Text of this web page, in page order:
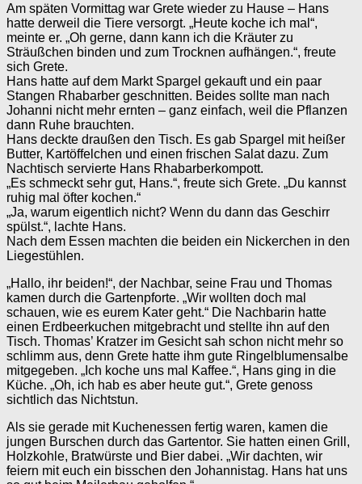
Am späten Vormittag war Grete wieder zu Hause – Hans
hatte derweil die Tiere versorgt. „Heute koche ich mal“,
meinte er. „Oh gerne, dann kann ich die Kräuter zu
Sträußchen binden und zum Trocknen aufhängen.“, freute
sich Grete.
Hans hatte auf dem Markt Spargel gekauft und ein paar
Stangen Rhabarber geschnitten. Beides sollte man nach
Johanni nicht mehr ernten – ganz einfach, weil die Pflanzen
dann Ruhe brauchten.
Hans deckte draußen den Tisch. Es gab Spargel mit heißer
Butter, Kartöffelchen und einen frischen Salat dazu. Zum
Nachtisch servierte Hans Rhabarberkompott.
„Es schmeckt sehr gut, Hans.“, freute sich Grete. „Du kannst
ruhig mal öfter kochen.“
„Ja, warum eigentlich nicht? Wenn du dann das Geschirr
spülst.“, lachte Hans.
Nach dem Essen machten die beiden ein Nickerchen in den
Liegestühlen.
„Hallo, ihr beiden!“, der Nachbar, seine Frau und Thomas
kamen durch die Gartenpforte. „Wir wollten doch mal
schauen, wie es eurem Kater geht.“ Die Nachbarin hatte
einen Erdbeerkuchen mitgebracht und stellte ihn auf den
Tisch. Thomas’ Kratzer im Gesicht sah schon nicht mehr so
schlimm aus, denn Grete hatte ihm gute Ringelblumensalbe
mitgegeben. „Ich koche uns mal Kaffee.“, Hans ging in die
Küche. „Oh, ich hab es aber heute gut.“, Grete genoss
sichtlich das Nichtstun.
Als sie gerade mit Kuchenessen fertig waren, kamen die
jungen Burschen durch das Gartentor. Sie hatten einen Grill,
Holzkohle, Bratwürste und Bier dabei. „Wir dachten, wir
feiern mit euch ein bisschen den Johannistag. Hans hat uns